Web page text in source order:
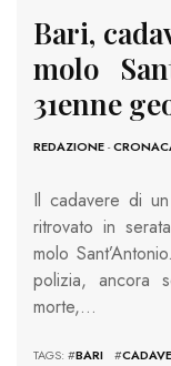
Bari,
molo
31enne
REDAZIONE-
Il cadavere di
ritrovato in
molo
polizia, ancora
morte,…
TAGS: #BARI #